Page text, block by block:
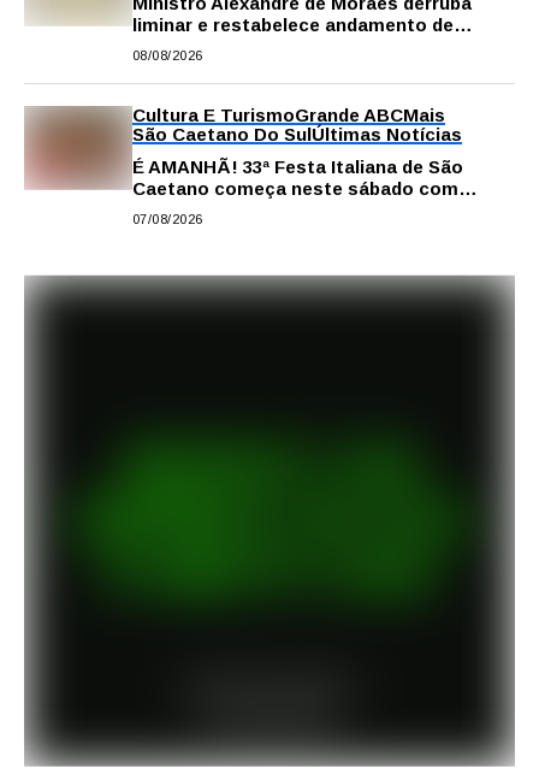
liminar e restabelece andamento de
comissão processante contra vereador
08/08/2026
Cultura E TurismoGrande ABCMais
São Caetano Do SulÚltimas Notícias
É AMANHÃ! 33ª Festa Italiana de São
Caetano começa neste sábado com
gastronomia, música e solidariedade
07/08/2026